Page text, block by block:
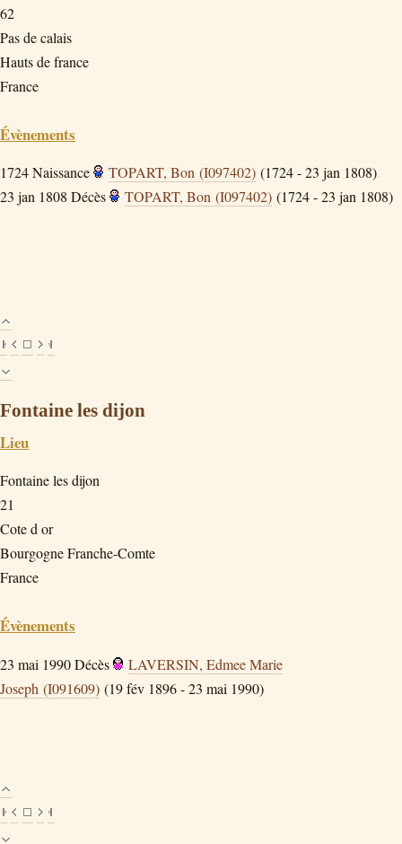
62
Pas de calais
Hauts de france
France
Évènements
1724Naissance TOPART, Bon (I097402) (1724 - 23 jan 1808)
23 jan 1808 Décès TOPART, Bon (I097402) (1724 - 23 jan 1808)
Fontaine les dijon
Lieu
Fontaine les dijon
21
Cote d or
Bourgogne Franche-Comte
France
Évènements
23 mai 1990Décès
LAVERSIN, Edmee Marie
Joseph (I091609) (19 fév 1896 - 23 mai 1990)